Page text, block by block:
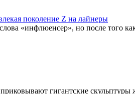
поколение Z на лайнеры
«инфлюенсер», но после того
гигантские